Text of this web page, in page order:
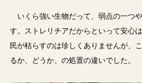
いくら強い生物だって、弱点の一つ
す。ストレリチアだからといって安心
民が枯らすのは珍しくありませんが、
るか、どうか、の処置の違いでした。